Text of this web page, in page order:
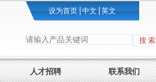
设为首页 中文 英文
搜 索
人才招聘 联系我们